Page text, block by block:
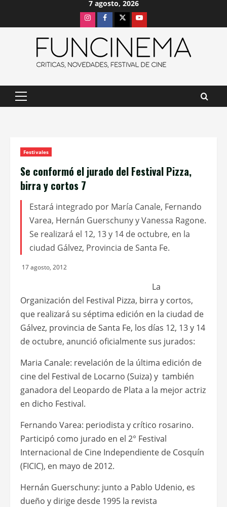
7 agosto, 2026
InstagramFacebook
X Youtube
Menú
Festivales
Se conformó el jurado del Festival Pizza,
birra y cortos 7
Estará integrado por María Canale, Fernando
Varea, Hernán Guerschuny y Vanessa Ragone.
Se realizará el 12, 13 y 14 de octubre, en la
ciudad Gálvez, Provincia de Santa Fe.
17 agosto, 2012
La
Organización del Festival Pizza, birra y cortos,
que realizará su séptima edición en la ciudad de
Gálvez, provincia de Santa Fe, los días 12, 13 y 14
de octubre, anunció oficialmente sus jurados:
Maria Canale: revelación de la última edición de
cine del Festival de Locarno (Suiza) y también
ganadora del Leopardo de Plata a la mejor actriz
en dicho Festival.
Fernando Varea: periodista y crítico rosarino.
Participó como jurado en el 2° Festival
Internacional de Cine Independiente de Cosquín
(FICIC), en mayo de 2012.
Hernán Guerschuny: junto a Pablo Udenio, es
dueño y dirige desde 1995 la revista